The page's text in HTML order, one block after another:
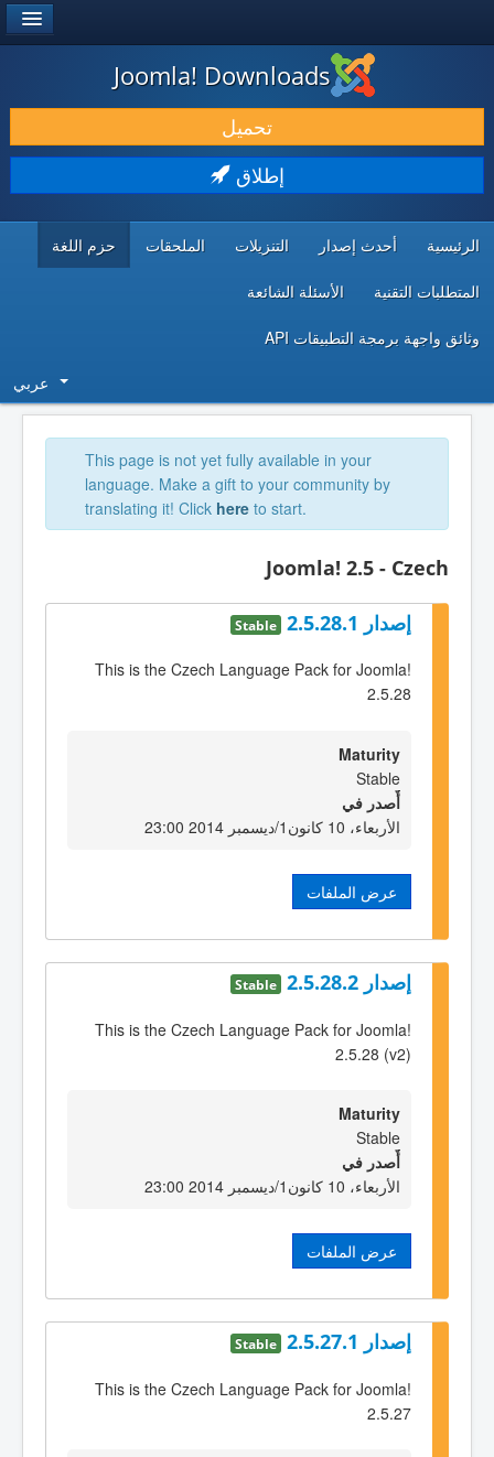
حمل & ومدد
اكتشف & تعلم
Joomla! Downloads
تحميل
إطلاق
الرئيسية أحدث إصدار التنزيلات الملحقات حزم اللغة
المتطلبات التقنية الأسئلة الشائعة
وثائق واجهة برمجة التطبيقات API
عربي
This page is not yet fully available in your
language. Make a gift to your community by
translating it! Click here to start.
Joomla! 2.5 - Czech
إصدار 2.5.28.1 Stable
This is the Czech Language Pack for Joomla!
2.5.28
Maturity
Stable
أٌصدر في
الأربعاء، 10 كانون1/ديسمبر 2014 23:00
عرض الملفات
إصدار 2.5.28.2 Stable
This is the Czech Language Pack for Joomla!
2.5.28 (v2)
Maturity
Stable
أٌصدر في
الأربعاء، 10 كانون1/ديسمبر 2014 23:00
عرض الملفات
إصدار 2.5.27.1 Stable
This is the Czech Language Pack for Joomla!
2.5.27